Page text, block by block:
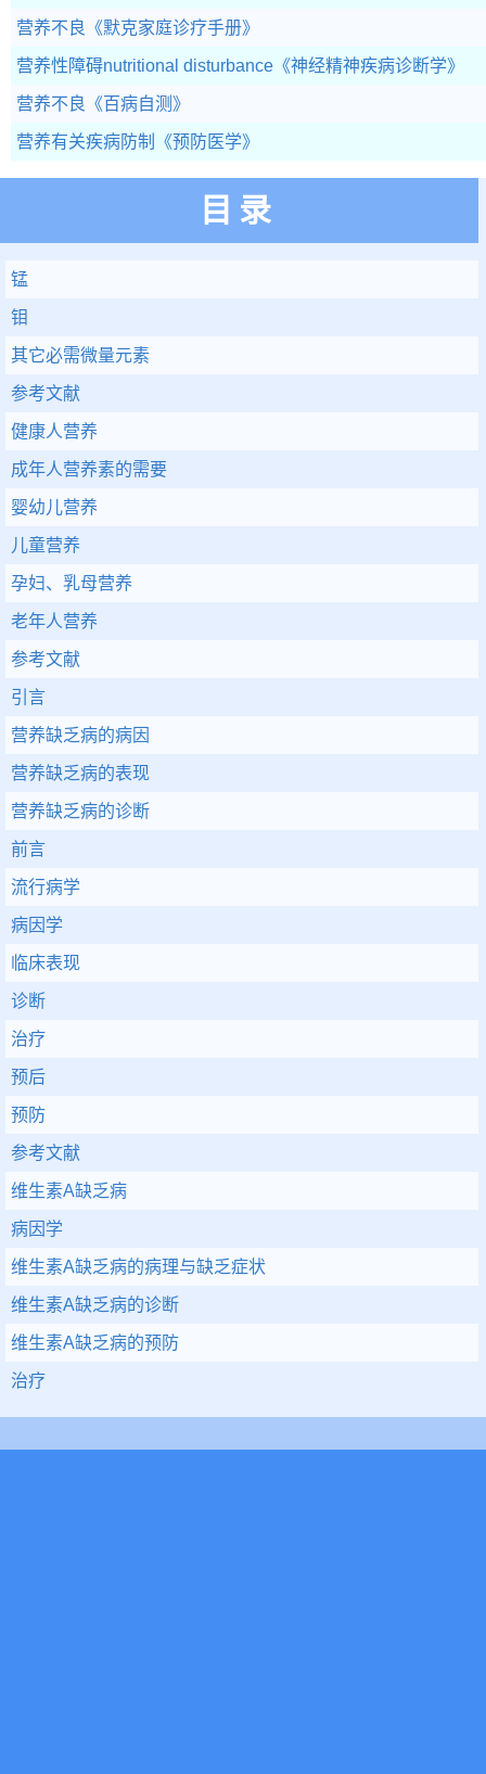
营养不良 《默克家庭诊疗手册》
营养性障碍nutritional disturbance 《神经精神疾病诊断学》
营养不良 《百病自测》
营养有关疾病防制 《预防医学》
目录
锰
钼
其它必需微量元素
参考文献
健康人营养
成年人营养素的需要
婴幼儿营养
儿童营养
孕妇、乳母营养
老年人营养
参考文献
引言
营养缺乏病的病因
营养缺乏病的表现
营养缺乏病的诊断
前言
流行病学
病因学
临床表现
诊断
治疗
预后
预防
参考文献
维生素A缺乏病
病因学
维生素A缺乏病的病理与缺乏症状
维生素A缺乏病的诊断
维生素A缺乏病的预防
治疗